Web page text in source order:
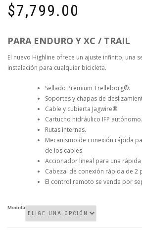
$7,799.00
PARA ENDURO Y XC / TRAIL
El nuevo Highline ofrece un ajuste infinito, una
instalación para cualquier bicicleta.
Sellado Premium Trelleborg®.
Soportes y chapas de
Cable y cubierta Jagwire®.
Cartucho hidráulico IFP autónomo.
Rutas internas.
Mecanismo de conexión rápida
de los cables.
Accionador lineal para una
Cabezal de conexión rápida de 2
El control remoto se vende por
Medida